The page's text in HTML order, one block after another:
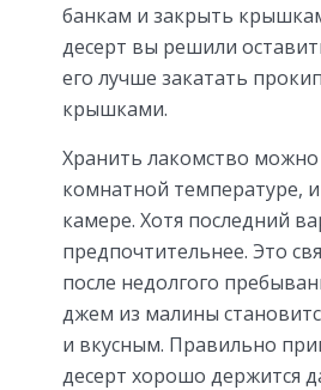
банкам и закрыть
десерт вы решили
его лучше закатать
крышками.
Хранить лакомство
комнатной температуре,
камере. Хотя последний
предпочтительнее. Это
после недолгого
джем из малины
и вкусным. Правильно
десерт хорошо держится